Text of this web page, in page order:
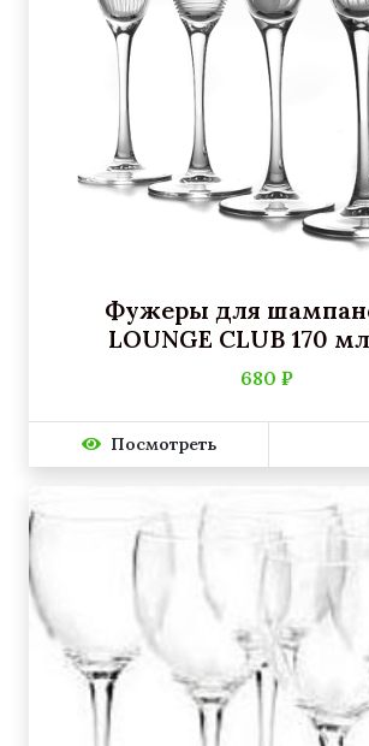
Фужеры для
LOUNGE CLUB 170
680 ₽
Посмотреть